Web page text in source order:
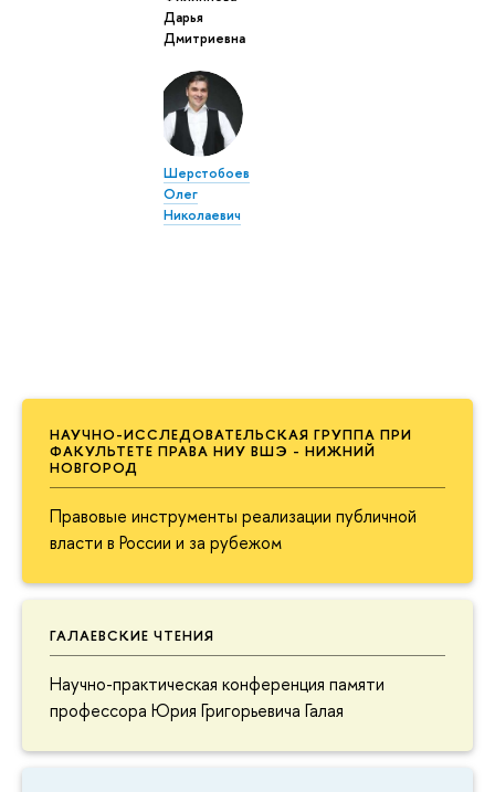
НАУЧНО-ИССЛЕДОВАТЕЛЬСКАЯ ГРУППА ПРИ
ФАКУЛЬТЕТЕ ПРАВА НИУ ВШЭ - НИЖНИЙ
НОВГОРОД
Правовые инструменты реализации публичной
власти в России и за рубежом
ГАЛАЕВСКИЕ ЧТЕНИЯ
Научно-практическая конференция памяти
профессора Юрия Григорьевича Галая
Дарья
Дмитриевна
Шерстобоев
Олег
Николаевич